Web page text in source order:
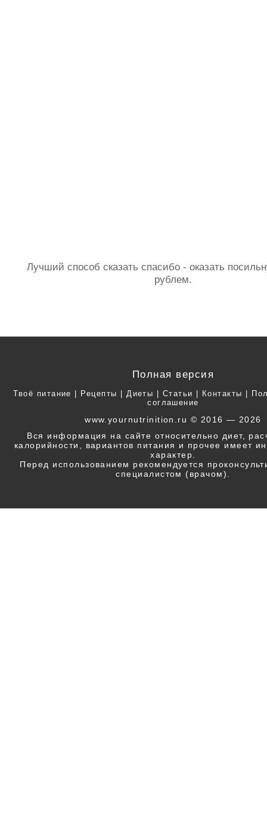
Лучший способ сказать спасибо - оказать
рублем.
Полная версия
Твоё питание | Рецепты | Диеты | Статьи | Контакты |
соглашение
www.yournutrinition.ru © 2016 — 2026
Вся информация на сайте относительно диет,
калорийности, вариантов питания и прочее имеет
характер.
Перед использованием рекомендуется
специалистом (врачом).